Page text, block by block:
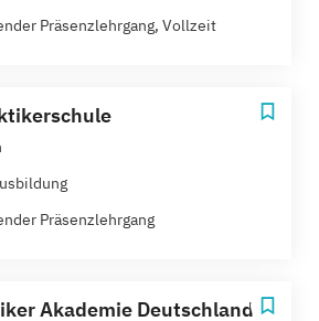
Präsenzlehrgang, Vollzeit
Präsenzlehrgang
Akademie Deutschland